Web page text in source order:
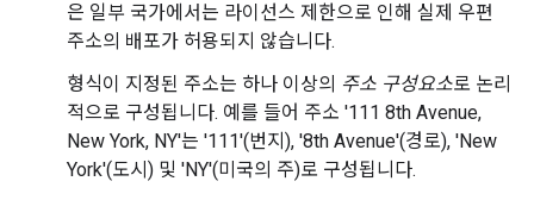
은 일부 국가에서는 라이선스 제한으로 인해 실제 우편
주소의 배포가 허용되지 않습니다.
형식이 지정된 주소는 하나 이상의 주소 구성요소로 논리
적으로 구성됩니다. 예를 들어 주소 '111 8th Avenue,
New York, NY'는 '111'(번지), '8th Avenue'(경로), 'New
York'(도시) 및 'NY'(미국의 주)로 구성됩니다.